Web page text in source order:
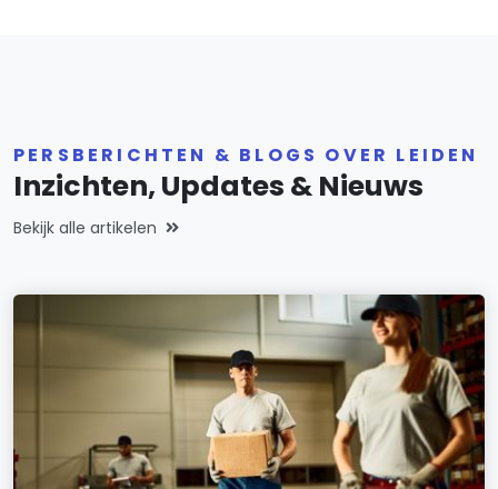
PERSBERICHTEN & BLOGS OVER LEIDEN
Inzichten, Updates & Nieuws
Bekijk alle artikelen